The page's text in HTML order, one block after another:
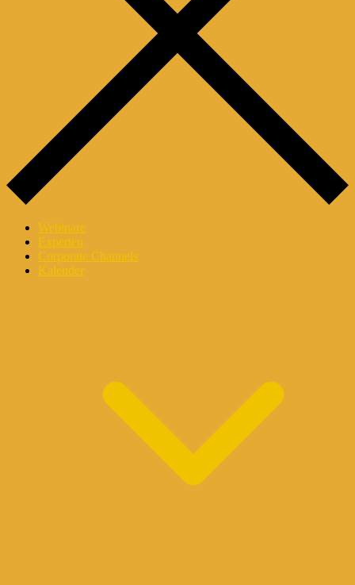
Webinare
Experten
Corporate Channels
Kalender